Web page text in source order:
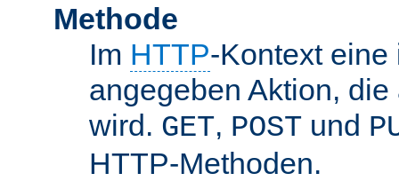
Methode
Im HTTP-Kontext eine
angegeben Aktion,
wird. GET, POST und
HTTP-Methoden.